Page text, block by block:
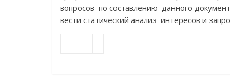
вопросов по составлению данного
вести статический анализ интересов и